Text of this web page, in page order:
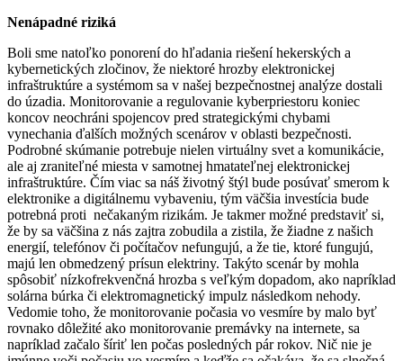
Nenápadné riziká
Boli sme natoľko ponorení do hľadania riešení hekerských a
kybernetických zločinov, že niektoré hrozby elektronickej
infraštruktúre a systémom sa v našej bezpečnostnej analýze dostali
do úzadia. Monitorovanie a regulovanie kyberpriestoru koniec
koncov neochráni spojencov pred strategickými chybami
vynechania ďalších možných scenárov v oblasti bezpečnosti.
Podrobné skúmanie potrebuje nielen virtuálny svet a komunikácie,
ale aj zraniteľné miesta v samotnej hmatateľnej elektronickej
infraštruktúre. Čím viac sa náš životný štýl bude posúvať smerom k
elektronike a digitálnemu vybaveniu, tým väčšia investícia bude
potrebná proti nečakaným rizikám. Je takmer možné predstaviť si,
že by sa väčšina z nás zajtra zobudila a zistila, že žiadne z našich
energií, telefónov či počítačov nefungujú, a že tie, ktoré fungujú,
majú len obmedzený prísun elektriny. Takýto scenár by mohla
spôsobiť nízkofrekvenčná hrozba s veľkým dopadom, ako napríklad
solárna búrka či elektromagnetický impulz následkom nehody.
Vedomie toho, že monitorovanie počasia vo vesmíre by malo byť
rovnako dôležité ako monitorovanie premávky na internete, sa
napríklad začalo šíriť len počas posledných pár rokov. Nič nie je